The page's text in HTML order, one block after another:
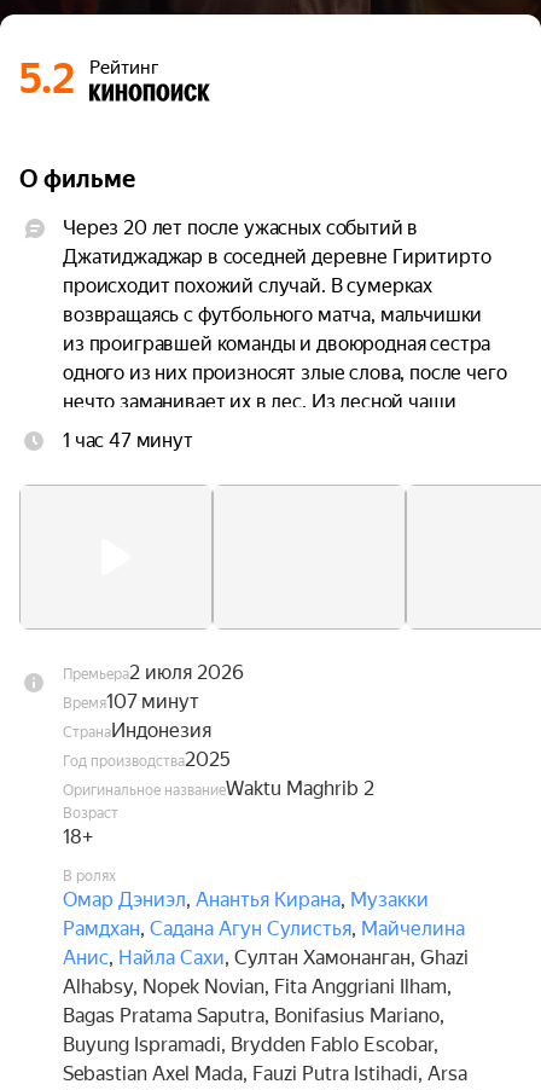
5.2 Рейтинг
О фильме
Через 20 лет после ужасных событий в
Джатиджаджар в соседней деревне Гиритирто
происходит похожий случай. В сумерках
возвращаясь с футбольного матча, мальчишки
из проигравшей команды и двоюродная сестра
одного из них произносят злые слова, после чего
нечто заманивает их в лес. Из лесной чащи
возвращаются только трое, включая девочку, и с
наблюдает повзрослевший Ади, который 20 лет
1 час 47 минут
Премьера2 июля 2026
Время107 минут
СтранаИндонезия
Год производства2025
Оригинальное названиеWaktu Maghrib 2
Возраст
18+
В ролях
Омар Дэниэл, Анантья Кирана, Музакки
Рамдхан, Садана Агун Сулистья, Майчелина
Анис, Найла Сахи, Султан Хамонанган, Ghazi
Alhabsy, Nopek Novian, Fita Anggriani Ilham,
Bagas Pratama Saputra, Bonifasius Mariano,
Buyung Ispramadi, Brydden Fablo Escobar,
Sebastian Axel Mada, Fauzi Putra Istihadi, Arsa